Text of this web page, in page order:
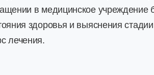
в медицинское учреждение
здоровья и выяснения
лечения.